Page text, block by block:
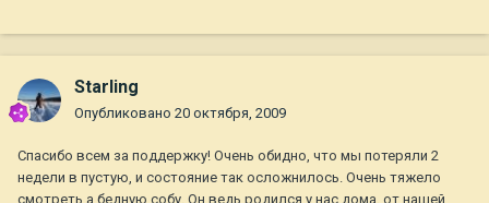
Starling
Опубликовано 20 октября, 2009
Спасибо всем за поддержку! Очень обидно, что мы потеряли 2
недели в пустую, и состояние так осложнилось. Очень тяжело
смотреть а бедную собу. Он ведь родился у нас дома, от нашей